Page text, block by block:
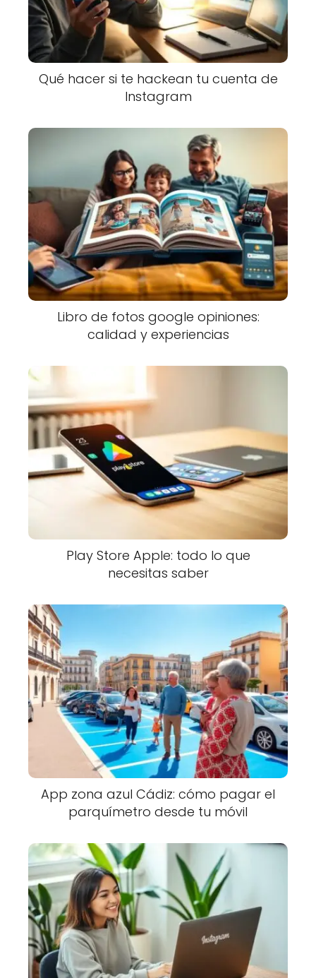
Qué hacer si te hackean tu cuenta de
Instagram
Libro de fotos google opiniones:
calidad y experiencias
Play Store Apple: todo lo que
necesitas saber
App zona azul Cádiz: cómo pagar el
parquímetro desde tu móvil